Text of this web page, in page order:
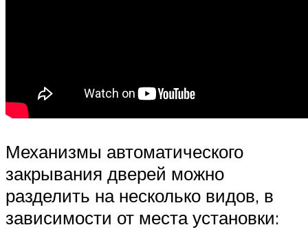
Механизмы автоматического
закрывания дверей можно
разделить на несколько видов, в
зависимости от места установки: